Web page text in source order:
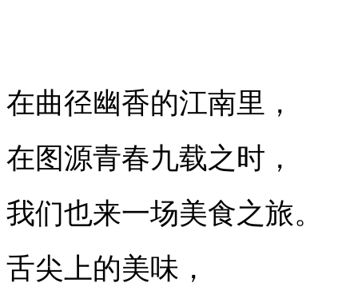
在曲径幽香的江南里，
在图源青春九载之时，
我们也来一场美食之旅。
舌尖上的美味，